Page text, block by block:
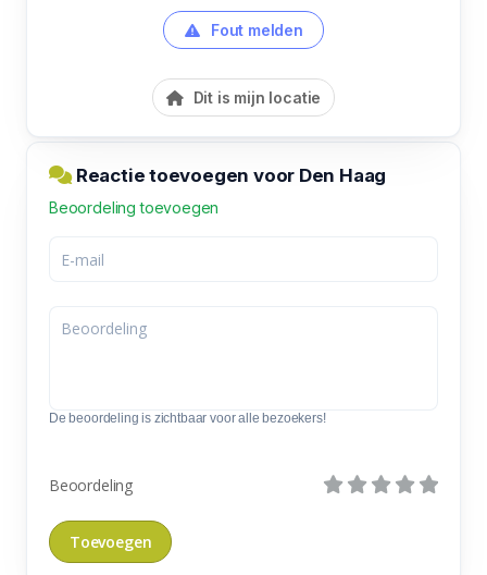
Fout melden
Dit is mijn locatie
Reactie toevoegen voor Den Haag
Beoordeling toevoegen
De beoordeling is zichtbaar voor alle bezoekers!
Beoordeling